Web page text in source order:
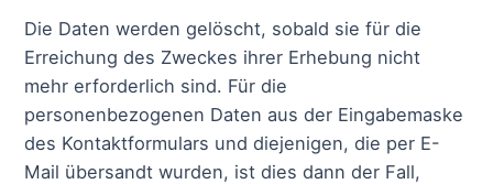
Die Daten werden gelöscht, sobald sie für die
Erreichung des Zweckes ihrer Erhebung nicht
mehr erforderlich sind. Für die
personenbezogenen Daten aus der Eingabemaske
des Kontaktformulars und diejenigen, die per E-
Mail übersandt wurden, ist dies dann der Fall,